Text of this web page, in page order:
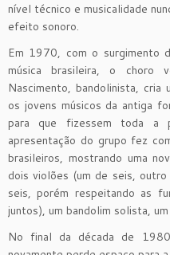
nível técnico e musicalidade
efeito sonoro.
Em 1970, com o surgimento
música brasileira, o choro
Nascimento, bandolinista, cria
os jovens músicos da antiga
para que fizessem toda a
apresentação do grupo fez
brasileiros, mostrando uma
dois violões (um de seis,
seis, porém respeitando as
juntos), um bandolim solista,
No final da década de